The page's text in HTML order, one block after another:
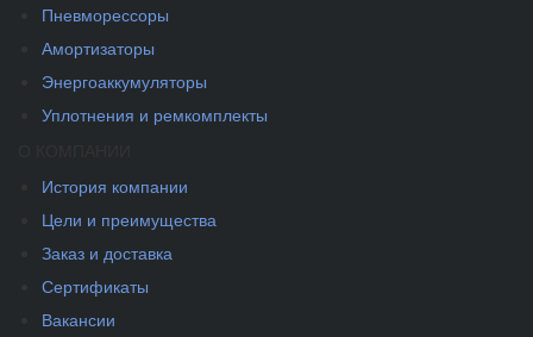
Пневморессоры
Амортизаторы
Энергоаккумуляторы
Уплотнения и ремкомплекты
История компании
Цели и преимущества
Заказ и доставка
Сертификаты
Вакансии